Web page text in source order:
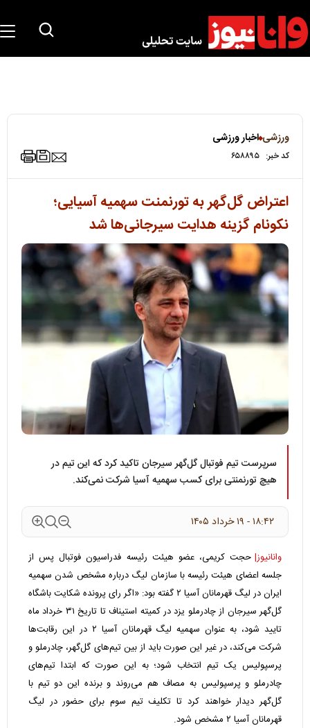
ورزشی اخبار ورزشی
کد خبر: ۶۵۸۸۹۵
اعتراض گل‌گهر به تورنمنت سهمیه آسیایی؛
نکونام گزینه هدایت سیرجانی‌ها شد
سرپرست تیم فوتبال گل‌گهر سیرجان تاکید کرد که این تیم در
هیچ تورنمنتی برای کسب سهمیه آسیا شرکت نمی‌کند.
۱۸:۴۲ - ۱۹ خرداد ۱۴۰۵
وانانیوز| حجت کریمی، عضو هیئت رئیسه فدراسیون فوتبال پس از
جلسه اعضای هیئت رئیسه با سازمان لیگ درباره مشخص شدن سهمیه
ایران در لیگ قهرمانان آسیا ۲ گفته بود: «اگر رای پرونده شکایت باشگاه
گل‌گهر سیرجان از چادرملو یزد در کمیته استیناف تا تاریخ ۳۱ خرداد ماه
تایید شود، به عنوان سهمیه لیگ قهرمانان آسیا ۲ در این رقابت‌ها
شرکت می‌کند، در غیر این صورت باید از بین تیم‌های گل‌گهر، چادرملو و
پرسپولیس یک تیم انتخاب شود؛ به این صورت که ابتدا تیم‌های
چادرملو و پرسپولیس به مصاف هم می‌روند و برنده این دو تیم با
گل‌گهر دیدار خواهند کرد تا تکلیف تیم سوم برای حضور در لیگ
قهرمانان آسیا ۲ مشخص شود.